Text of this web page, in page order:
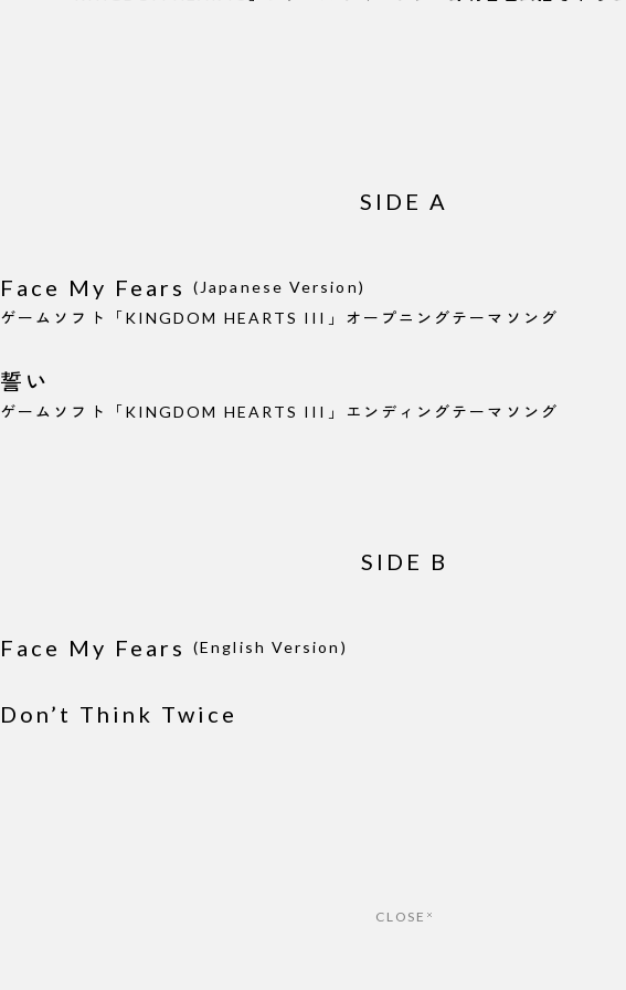
SIDE A
Face My Fears
(Japanese Version)
ゲームソフト「KINGDOM HEARTS III」オープニングテーマソング
誓い
ゲームソフト「KINGDOM HEARTS III」エンディングテーマソング
SIDE B
Face My Fears (English Version)
Don’t Think Twice
CLOSE